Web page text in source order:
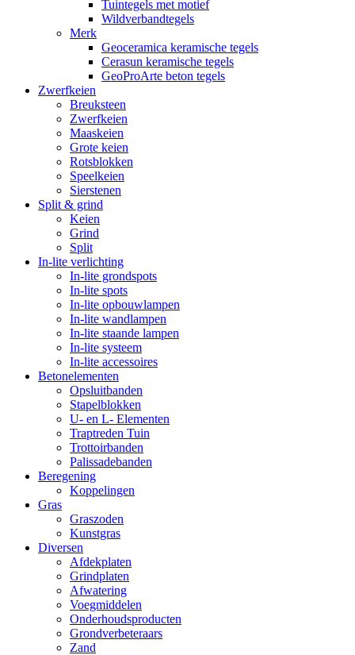
Tuintegels met motief
Wildverbandtegels
Merk
Geoceramica keramische tegels
Cerasun keramische tegels
GeoProArte beton tegels
Zwerfkeien
Breuksteen
Zwerfkeien
Maaskeien
Grote keien
Rotsblokken
Speelkeien
Sierstenen
Split & grind
Keien
Grind
Split
In-lite verlichting
In-lite grondspots
In-lite spots
In-lite opbouwlampen
In-lite wandlampen
In-lite staande lampen
In-lite systeem
In-lite accessoires
Betonelementen
Opsluitbanden
Stapelblokken
U- en L- Elementen
Traptreden Tuin
Trottoirbanden
Palissadebanden
Beregening
Koppelingen
Gras
Graszoden
Kunstgras
Diversen
Afdekplaten
Grindplaten
Afwatering
Voegmiddelen
Onderhoudsproducten
Grondverbeteraars
Zand